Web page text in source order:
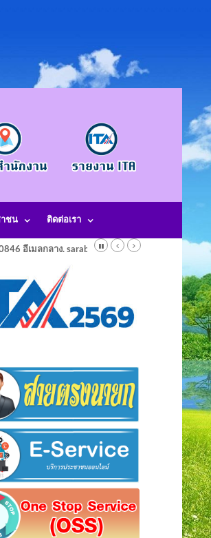
าชน ติดต่อเรา
อีเมลกลาง. saraban@laotangkham.go.th